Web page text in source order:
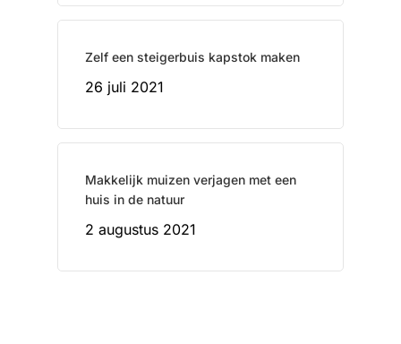
Zelf een steigerbuis kapstok maken
26 juli 2021
Makkelijk muizen verjagen met een
huis in de natuur
2 augustus 2021